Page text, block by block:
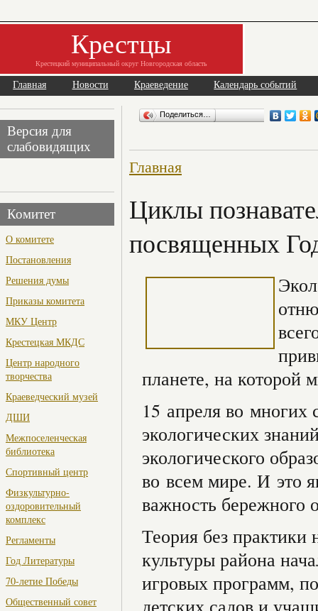
Крестцы
Крестецкий муниципальный округ Новгородская область
Главная Новости Краеведение Календарь событий
Версия для
слабовидящих
Комитет
О комитете
Постановления
Решения думы
Приказы комитета
МКУ Центр
Крестецкая МКДС
Центр народного
творчества
Краеведческий музей
ДШИ
Межпоселенческая
библиотека
Спортивный центр
Физкультурно-
оздоровительный
комплекс
Регламенты
Год Литературы
70-летие Победы
Общественный совет
Поделиться…
Главная
Циклы
посвященных
планете, на которой
15 апреля во
экологических
экологического
во всем мире. И это
важность
Теория без практики
культуры района
игровых программ,